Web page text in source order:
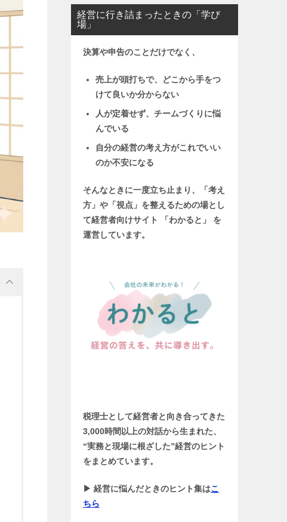
経営に行き詰まったときの「学び
場」
決算や申告のことだけでなく、
売上が頭打ちで、どこから手をつ
けて良いか分からない
人が定着せず、チームづくりに悩
んでいる
自分の経営の考え方がこれでいい
のか不安になる
そんなときに一度立ち止まり、「考え
方」や「視点」を整えるための場とし
て経営者向けサイト 「わかると」 を
運営しています。
税理士として経営者と向き合ってきた
3,000時間以上の対話から生まれた、
“実務と現場に根ざした”経営のヒント
をまとめています。
▶ 経営に悩んだときのヒント集はこ
ちら